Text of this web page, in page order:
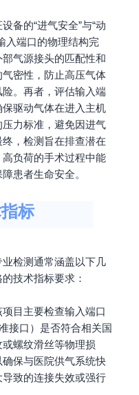
备的“进气安全”与“动
入端口的物理结构完
气源接头的匹配性和
密性，防止高压气体
。再者，评估输入端
驱动气体在进入主机
力标准，避免因进气
，检测旨在排查潜在
负荷的手术过程中能
患者生命安全。
标
检测通常涵盖以下几
技术指标要求：
目主要检查输入端口
接口）是否符合相关国
螺纹滑丝等物理损
保与医院供气系统快
致的连接失效或强行